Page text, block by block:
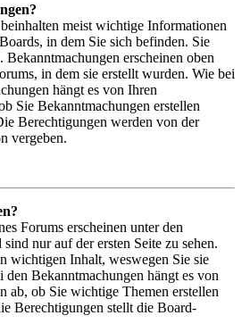
meist wichtige Informationen
in dem Sie sich befinden. Sie
Bekanntmachungen erscheinen oben
in dem sie erstellt wurden. Wie bei
hängt es von Ihren
Sie Bekanntmachungen erstellen
Berechtigungen werden von der
vergeben.
Forums erscheinen unter den
nur auf der ersten Seite zu sehen.
wichtigen Inhalt, weswegen Sie sie
den Bekanntmachungen hängt es von
ab, ob Sie wichtige Themen erstellen
Berechtigungen stellt die Board-